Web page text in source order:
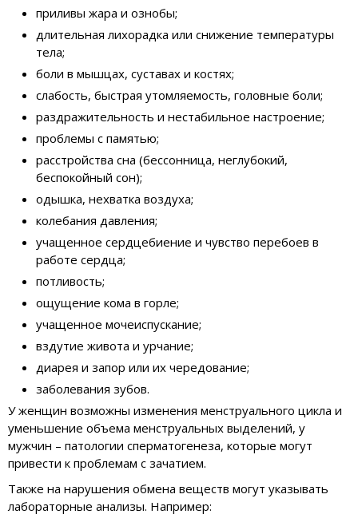
приливы жара и ознобы;
длительная лихорадка или снижение температуры
тела;
боли в мышцах, суставах и костях;
слабость, быстрая утомляемость, головные боли;
раздражительность и нестабильное настроение;
проблемы с памятью;
расстройства сна (бессонница, неглубокий,
беспокойный сон);
одышка, нехватка воздуха;
колебания давления;
учащенное сердцебиение и чувство перебоев в
работе сердца;
потливость;
ощущение кома в горле;
учащенное мочеиспускание;
вздутие живота и урчание;
диарея и запор или их чередование;
заболевания зубов.
У женщин возможны изменения менструального цикла и
уменьшение объема менструальных выделений, у
мужчин – патологии сперматогенеза, которые могут
привести к проблемам с зачатием.
Также на нарушения обмена веществ могут указывать
лабораторные анализы. Например: